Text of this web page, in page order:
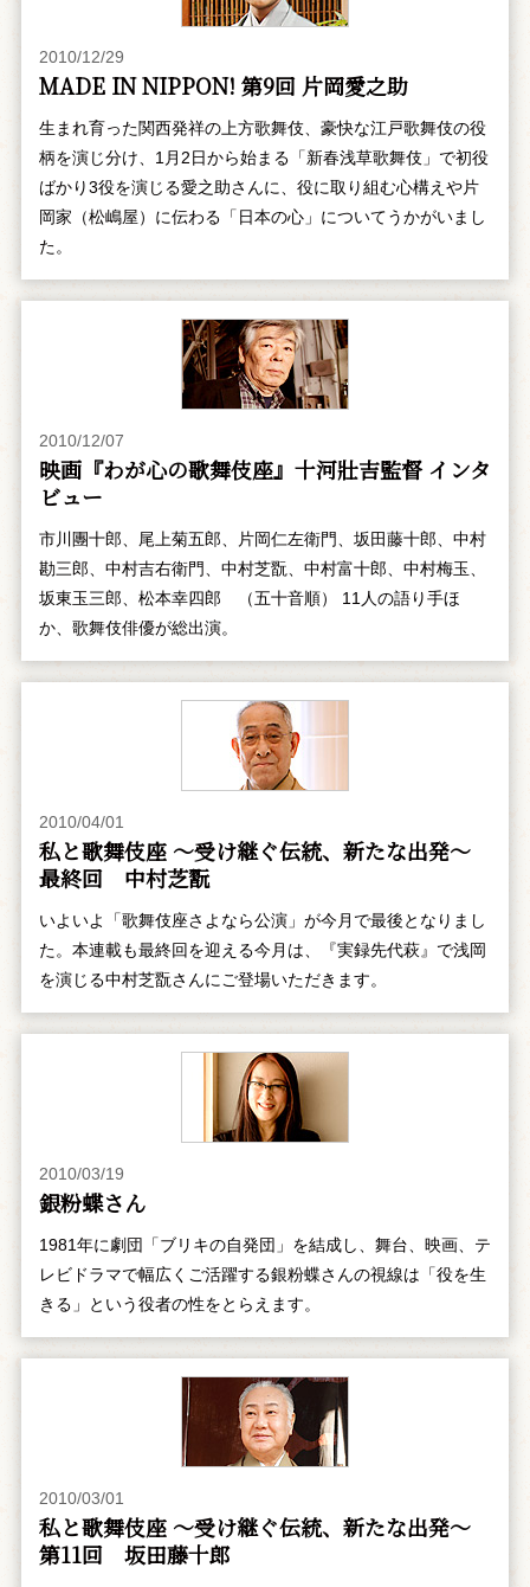
2010/12/29
MADE IN NIPPON! 第9回 片岡愛之助
生まれ育った関西発祥の上方歌舞伎、豪快な江戸歌舞伎の役
柄を演じ分け、1月2日から始まる「新春浅草歌舞伎」で初役
ばかり3役を演じる愛之助さんに、役に取り組む心構えや片
岡家（松嶋屋）に伝わる「日本の心」についてうかがいまし
た。
2010/12/07
映画『わが心の歌舞伎座』十河壯吉監督 インタ
ビュー
市川團十郎、尾上菊五郎、片岡仁左衛門、坂田藤十郎、中村
勘三郎、中村吉右衛門、中村芝翫、中村富十郎、中村梅玉、
坂東玉三郎、松本幸四郎 （五十音順） 11人の語り手ほ
か、歌舞伎俳優が総出演。
2010/04/01
私と歌舞伎座 ～受け継ぐ伝統、新たな出発～
最終回 中村芝翫
いよいよ「歌舞伎座さよなら公演」が今月で最後となりまし
た。本連載も最終回を迎える今月は、『実録先代萩』で浅岡
を演じる中村芝翫さんにご登場いただきます。
2010/03/19
銀粉蝶さん
1981年に劇団「ブリキの自発団」を結成し、舞台、映画、テ
レビドラマで幅広くご活躍する銀粉蝶さんの視線は「役を生
きる」という役者の性をとらえます。
2010/03/01
私と歌舞伎座 ～受け継ぐ伝統、新たな出発～
第11回 坂田藤十郎